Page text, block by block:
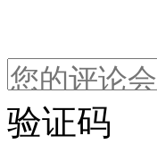
验证码